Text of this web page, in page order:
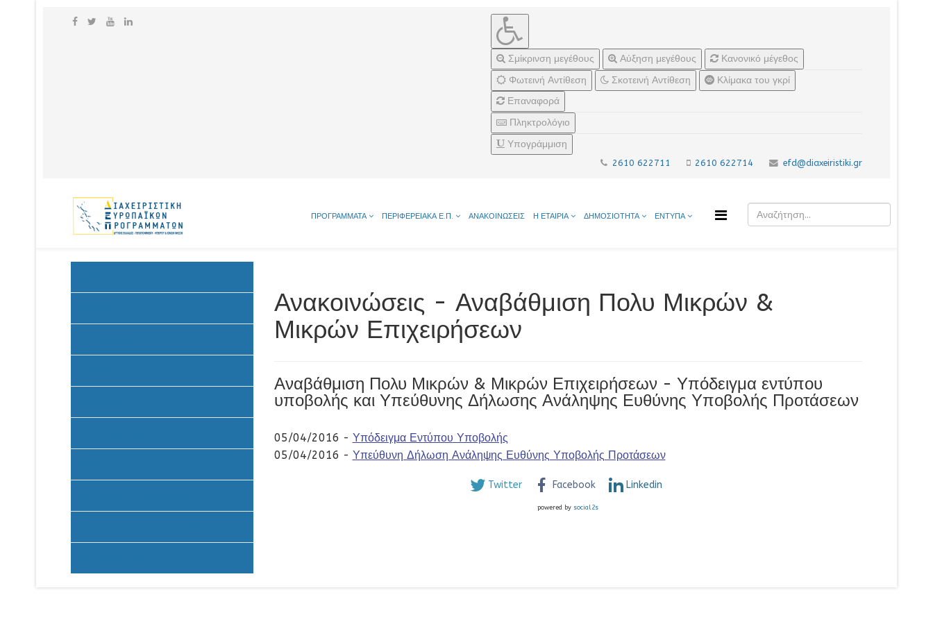
Σμίκρινση μεγέθους Αύξηση μεγέθους
Κανονικό μέγεθος
Φωτεινή Αντίθεση
Σκοτεινή Αντίθεση
Κλίμακα του γκρί
Επαναφορά
Πληκτρολόγιο
Υπογράμμιση
2610 622711 2610 622714 efd@diaxeiristiki.gr
ΠΡΟΓΡΑΜΜΑΤΑ ΠΕΡΙΦΕΡΕΙΑΚΑ Ε.Π. ΑΝΑΚΟΙΝΩΣΕΙΣ Η ΕΤΑΙΡΙΑ ΔΗΜΟΣΙΟΤΗΤΑ ΕΝΤΥΠΑ
Ανακοινώσεις - Αναβάθμιση Πολυ Μικρών &
Μικρών Επιχειρήσεων
Αναβάθμιση Πολυ Μικρών & Μικρών Επιχειρήσεων - Υπόδειγμα εντύπου
υποβολής και Υπεύθυνης Δήλωσης Ανάληψης Ευθύνης Υποβολής Προτάσεων
05/04/2016 - Υπόδειγμα Εντύπου Υποβολής
05/04/2016 - Υπεύθυνη Δήλωση Ανάληψης Ευθύνης Υποβολής Προτάσεων
Twitter Facebook Linkedin
powered by social2s